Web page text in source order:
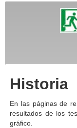
Historia
En las páginas de
resultados de los
gráfico.